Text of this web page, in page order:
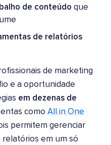
de conteúdo que
de relatórios
de marketing
e a oportunidade
em dezenas de
como All in One
permitem gerenciar
relatórios em um só